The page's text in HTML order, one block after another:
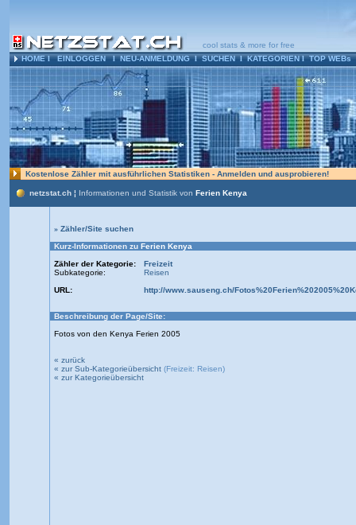
cool stats & more for free
HOME l EINLOGGEN l NEU-ANMELDUNG l SUCHEN lKATEGORIEN lTOP WEBs
Kostenlose Zähler mit ausführlichen Statistiken - Anmelden und ausprobieren!
netzstat.ch ¦ Informationen und Statistik von Ferien Kenya
» Zähler/Site suchen
Kurz-Informationen zu Ferien Kenya
Zähler der Kategorie:
Freizeit
Subkategorie:
Reisen
URL:
http://www.sauseng.ch/
Beschreibung der Page/Site:
Fotos von den Kenya Ferien 2005
« zurück
« zur Sub-Kategorieübersicht (Freizeit: Reisen)
« zur Kategorieübersicht